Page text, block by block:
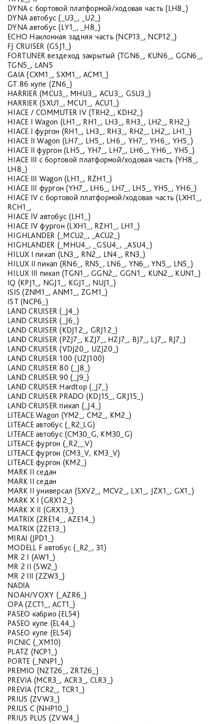
DYNA c бортовой платформой/ходовая часть (LH8_)
DYNA автобус (_U3_, _U2_)
DYNA автобус (LY1_, _H8_)
ECHO Наклонная задняя часть (NCP13_, NCP12_)
FJ CRUISER (GSJ1_)
FORTUNER вездеход закрытый (TGN6_, KUN6_, GGN6_,
TGN5_, LAN5
GAIA (CXM1_, SXM1_, ACM1_)
GT 86 купе (ZN6_)
HARRIER (MCU3_, MHU3_, ACU3_, GSU3_)
HARRIER (SXU1_, MCU1_, ACU1_)
HIACE / COMMUTER IV (TRH2_, KDH2_)
HIACE I Wagon (LH1_, RH1_, LH3_, RH3_, LH2_, RH2_)
HIACE I фургон (RH1_, LH3_, RH3_, RH2_, LH2_, LH1_)
HIACE II Wagon (LH7_, LH5_, LH6_, YH7_, YH6_, YH5_)
HIACE II фургон (LH5_, YH7_, LH7_, LH6_, YH6_, YH5_)
HIACE III c бортовой платформой/ходовая часть (YH8_,
LH8_)
HIACE III Wagon (LH1_, RZH1_)
HIACE III фургон (YH7_, LH6_, LH7_, LH5_, YH5_, YH6_)
HIACE IV c бортовой платформой/ходовая часть (LXH1_,
RCH1_,
HIACE IV автобус (LH1_)
HIACE IV фургон (LXH1_, RZH1_, LH1_)
HIGHLANDER (_MCU2_, _ACU2_)
HIGHLANDER (_MHU4_, _GSU4_, _ASU4_)
HILUX I пикап (LN3_, RN2_, LN4_, RN3_)
HILUX II пикап (RN6_, RN5_, LN6_, YN6_, YN5_, LN5_)
HILUX III пикап (TGN1_, GGN2_, GGN1_, KUN2_, KUN1_)
IQ (KPJ1_, NGJ1_, KGJ1_, NUJ1_)
ISIS (ZNM1_, ANM1_, ZGM1_)
IST (NCP6_)
LAND CRUISER (_J4_)
LAND CRUISER (_J6_)
LAND CRUISER (KDJ12_, GRJ12_)
LAND CRUISER (PZJ7_, KZJ7_, HZJ7_, BJ7_, LJ7_, RJ7_)
LAND CRUISER (VDJ20_, UZJ20_)
LAND CRUISER 100 (UZJ100)
LAND CRUISER 80 (_J8_)
LAND CRUISER 90 (_J9_)
LAND CRUISER Hardtop (_J7_)
LAND CRUISER PRADO (KDJ15_, GRJ15_)
LAND CRUISER пикап (_J4_)
LITEACE Wagon (YM2_, CM2_, KM2_)
LITEACE автобус (_R2_LG)
LITEACE автобус (CM30_G, KM30_G)
LITEACE фургон (_R2__V)
LITEACE фургон (CM3_V, KM3_V)
LITEACE фургон (KM2_)
MARK II седан
MARK II седан
MARK II универсал (SXV2_, MCV2_, LX1_, JZX1_, GX1_)
MARK X I (GRX12_)
MARK X II (GRX13_)
MATRIX (ZRE14_, AZE14_)
MATRIX (ZZE13_)
MIRAI (JPD1_)
MODELL F автобус (_R2_, 31)
MR 2 I (AW1_)
MR 2 II (SW2_)
MR 2 III (ZZW3_)
NADIA
NOAH/VOXY (_AZR6_)
OPA (ZCT1_, ACT1_)
PASEO кабрио (EL54)
PASEO купе (EL44_)
PASEO купе (EL54)
PICNIC (_XM10)
PLATZ (NCP1_)
PORTE (_NNP1_)
PREMIO (NZT26_, ZRT26_)
PREVIA (MCR3_, ACR3_, CLR3_)
PREVIA (TCR2_, TCR1_)
PRIUS (ZVW3_)
PRIUS C (NHP10_)
PRIUS PLUS (ZVW4_)